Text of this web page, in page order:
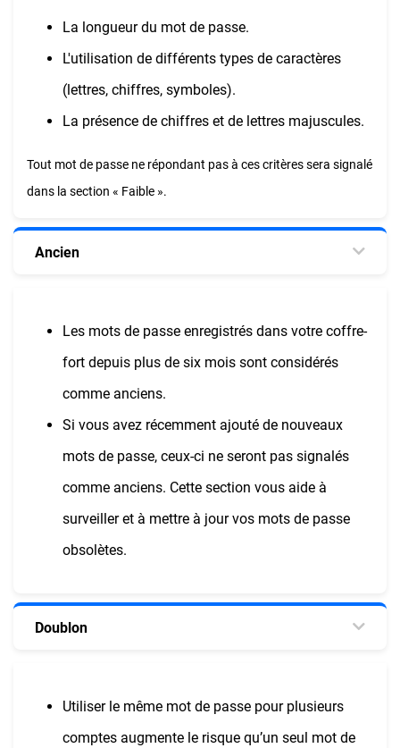
La longueur du mot de passe.
L'utilisation de différents types de caractères
(lettres, chiffres, symboles).
La présence de chiffres et de lettres majuscules.
Tout mot de passe ne répondant pas à ces critères sera signalé
dans la section « Faible ».
Ancien
Les mots de passe enregistrés dans votre coffre-
fort depuis plus de six mois sont considérés
comme anciens.
Si vous avez récemment ajouté de nouveaux
mots de passe, ceux-ci ne seront pas signalés
comme anciens. Cette section vous aide à
surveiller et à mettre à jour vos mots de passe
obsolètes.
Doublon
Utiliser le même mot de passe pour plusieurs
comptes augmente le risque qu’un seul mot de